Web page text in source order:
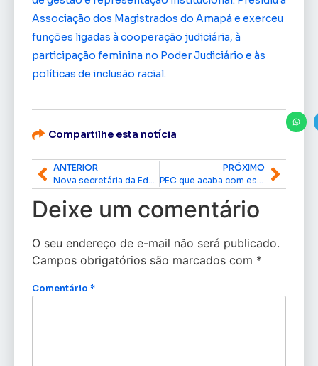
Associação dos Magistrados do Amapá e exerceu
funções ligadas à cooperação judiciária, à
participação feminina no Poder Judiciário e às
políticas de inclusão racial.
Compartilhe esta notícia
ANTERIOR
PRÓXIMO
Deixe um comentário
O seu endereço de e-mail não será publicado.
Campos obrigatórios são marcados com *
Comentário *